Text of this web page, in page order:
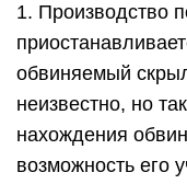
1. Производство
обвиняемый
неизвестно, но
нахождения
возможность его